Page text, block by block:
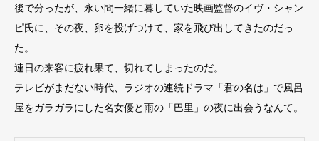
後で分ったが、永い間一緒に暮していた映画監督のイヴ・シャン
ピ氏に、その夜、卵を投げつけて、家を飛び出してきたのだっ
た。
連日の来客に疲れ果て、切れてしまったのだ。
テレビがまだない時代、ラジオの連続ドラマ「君の名は」で風呂
屋をガラガラにした名女優と雨の「巴里」の夜に出会うなんて。